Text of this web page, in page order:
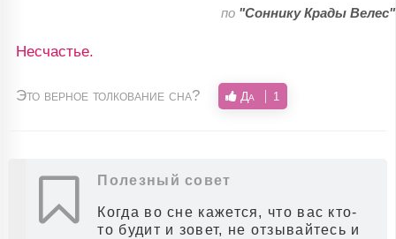
по "Соннику Крады Велес"
Несчастье.
Это верное толкование сна? Да 1
Полезный совет
Когда во сне кажется, что вас кто-
то будит и зовет, не отзывайтесь и